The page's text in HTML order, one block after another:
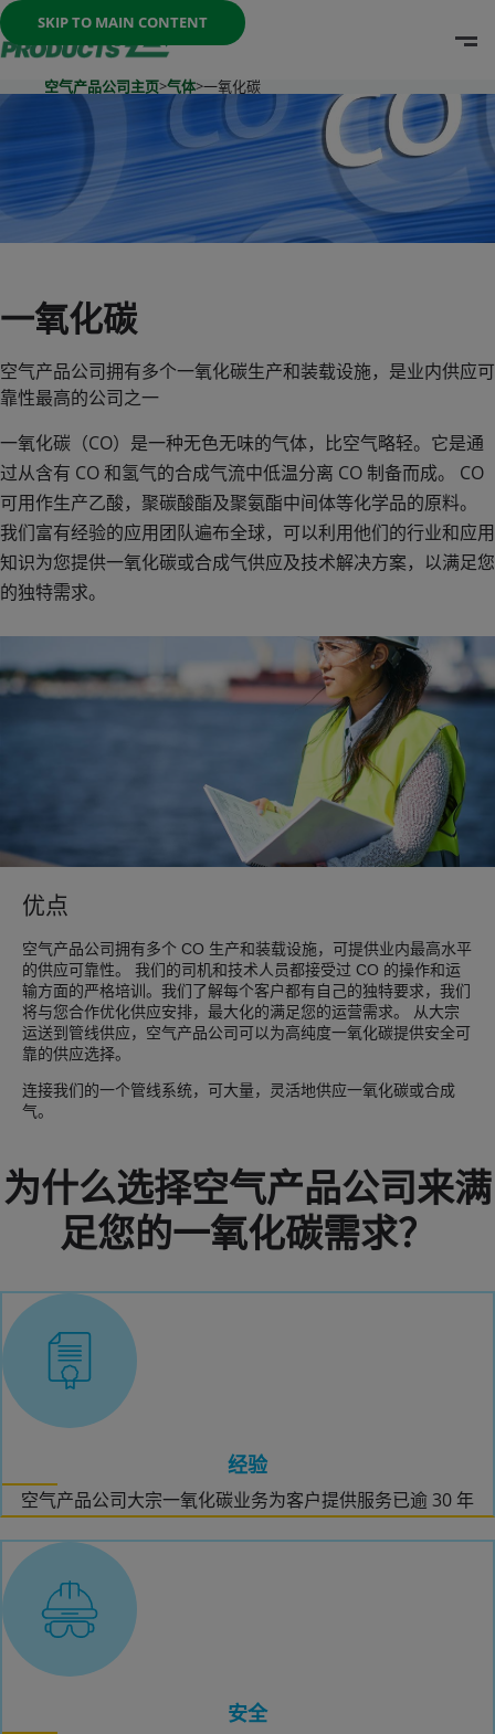
SKIP TO MAIN CONTENT
Once the menu is open you can move between options
空气产品公司主页>气体>一氧化碳
一氧化碳
空气产品公司拥有多个一氧化碳生产和装载设施，是业内供应可
靠性最高的公司之一
一氧化碳（CO）是一种无色无味的气体，比空气略轻。它是通
过从含有 CO 和氢气的合成气流中低温分离 CO 制备而成。 CO
可用作生产乙酸，聚碳酸酯及聚氨酯中间体等化学品的原料。
我们富有经验的应用团队遍布全球，可以利用他们的行业和应用
知识为您提供一氧化碳或合成气供应及技术解决方案，以满足您
的独特需求。
优点
空气产品公司拥有多个 CO 生产和装载设施，可提供业内最高水平
的供应可靠性。 我们的司机和技术人员都接受过 CO 的操作和运
输方面的严格培训。我们了解每个客户都有自己的独特要求，我们
将与您合作优化供应安排，最大化的满足您的运营需求。 从大宗
运送到管线供应，空气产品公司可以为高纯度一氧化碳提供安全可
靠的供应选择。
连接我们的一个管线系统，可大量，灵活地供应一氧化碳或合成
气。
为什么选择空气产品公司来满
足您的一氧化碳需求？
经验
空气产品公司大宗一氧化碳业务为客户提供服务已逾 30 年
安全